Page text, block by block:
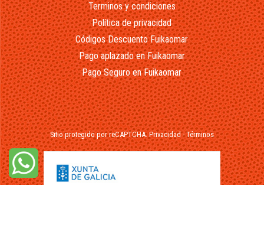
Terminos y condiciones
Política de privacidad
Códigos Descuento Fuikaomar
Pago aplazado en Fuikaomar
Pago Seguro en Fuikaomar
Sitio protegido por reCAPTCHA.Privacidad-Términos